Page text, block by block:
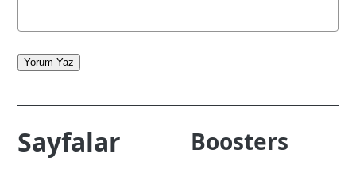
Yorum Yaz
Sayfalar Boosters